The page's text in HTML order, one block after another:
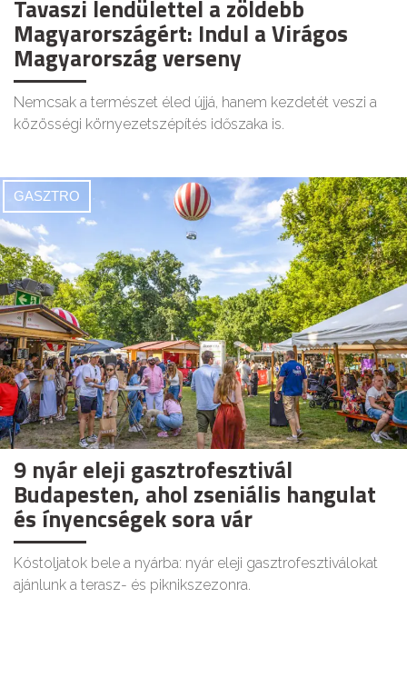
Tavaszi lendülettel a zöldebb
Magyarországért: Indul a Virágos
Magyarország verseny
Nemcsak a természet éled újjá, hanem kezdetét veszi a
közösségi környezetszépítés időszaka is.
GASZTRO
9 nyár eleji gasztrofesztivál
Budapesten, ahol zseniális hangulat
és ínyencségek sora vár
Kóstoljatok bele a nyárba: nyár eleji gasztrofesztiválokat
ajánlunk a terasz- és piknikszezonra.